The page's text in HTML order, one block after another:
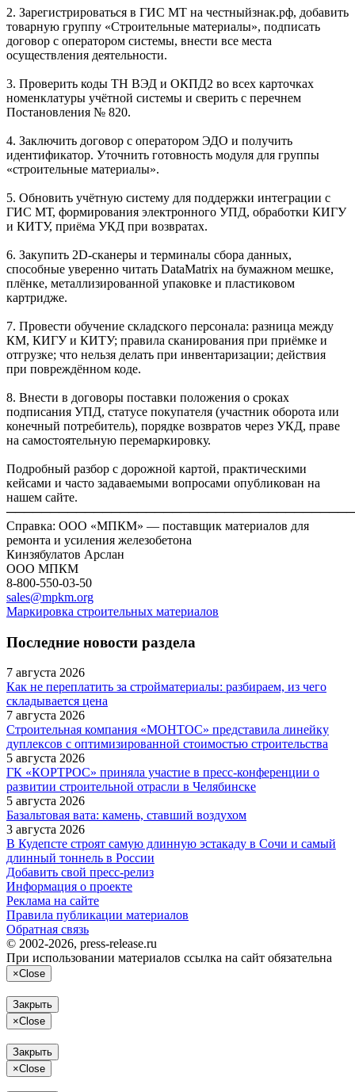
2. Зарегистрироваться в ГИС МТ на честныйзнак.рф, добавить
товарную группу «Строительные материалы», подписать
договор с оператором системы, внести все места
осуществления деятельности.
3. Проверить коды ТН ВЭД и ОКПД2 во всех карточках
номенклатуры учётной системы и сверить с перечнем
Постановления № 820.
4. Заключить договор с оператором ЭДО и получить
идентификатор. Уточнить готовность модуля для группы
«строительные материалы».
5. Обновить учётную систему для поддержки интеграции с
ГИС МТ, формирования электронного УПД, обработки КИГУ
и КИТУ, приёма УКД при возвратах.
6. Закупить 2D-сканеры и терминалы сбора данных,
способные уверенно читать DataMatrix на бумажном мешке,
плёнке, металлизированной упаковке и пластиковом
картридже.
7. Провести обучение складского персонала: разница между
КМ, КИГУ и КИТУ; правила сканирования при приёмке и
отгрузке; что нельзя делать при инвентаризации; действия
при повреждённом коде.
8. Внести в договоры поставки положения о сроках
подписания УПД, статусе покупателя (участник оборота или
конечный потребитель), порядке возвратов через УКД, праве
на самостоятельную перемаркировку.
Подробный разбор с дорожной картой, практическими
кейсами и часто задаваемыми вопросами опубликован на
нашем сайте.
Справка: ООО «МПКМ» — поставщик материалов для
ремонта и усиления железобетона
Кинзябулатов Арслан
ООО МПКМ
8-800-550-03-50
sales@mpkm.org
Маркировка строительных материалов
Последние новости раздела
7 августа 2026
Как не переплатить за стройматериалы: разбираем, из чего
складывается цена
7 августа 2026
Строительная компания «МОНТОС» представила линейку
дуплексов с оптимизированной стоимостью строительства
5 августа 2026
ГК «КОРТРОС» приняла участие в пресс‑конференции о
развитии строительной отрасли в Челябинске
5 августа 2026
Базальтовая вата: камень, ставший воздухом
3 августа 2026
В Кудепсте строят самую длинную эстакаду в Сочи и самый
длинный тоннель в России
Добавить свой пресс-релиз
Информация о проекте
Реклама на сайте
Правила публикации материалов
Обратная связь
© 2002-2026, press-release.ru
При использовании материалов ссылка на сайт обязательна
×Close
Закрыть
×Close
Закрыть
×Close